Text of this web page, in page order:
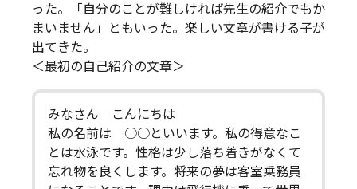
った。「自分のことが難しければ先生の紹介でもか
まいません」ともいった。楽しい文章が書ける子が
出てきた。
＜最初の自己紹介の文章＞
みなさん こんにちは
私の名前は ○○といいます。私の得意なこ
とは水泳です。性格は少し落ち着きがなくて
忘れ物を良くします。将来の夢は客室乗務員